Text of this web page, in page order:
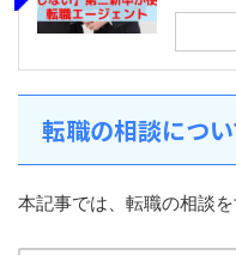
転職の相談につ
本記事では、転職の相談